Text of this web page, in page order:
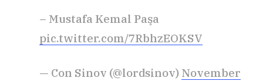
– Mustafa Kemal Paşa
pic.twitter.com/7RbhzEOKSV
— Con Sinov (@lordsinov) November